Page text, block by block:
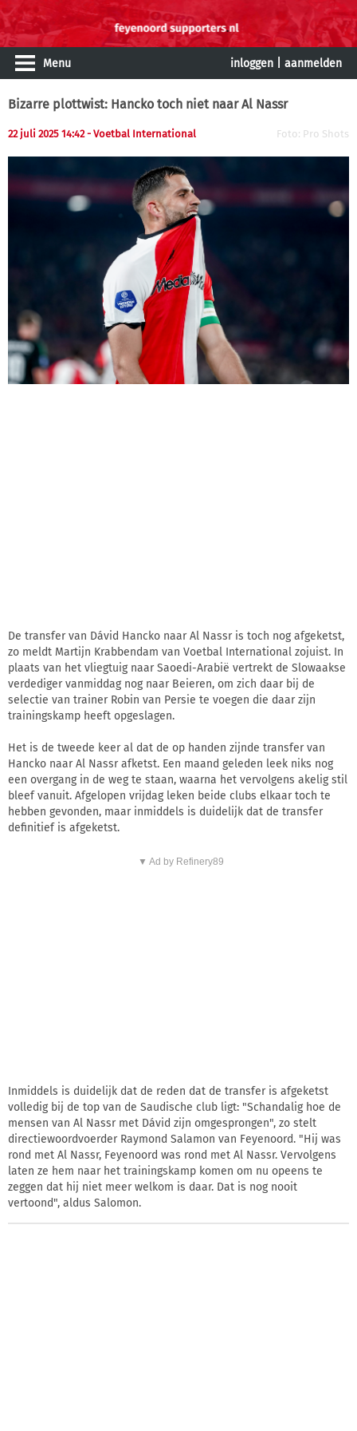
Menu inloggen aanmelden
Bizarre plottwist: Hancko toch niet naar Al Nassr
22 juli 2025 14:42 - Voetbal International Foto: Pro Shots
De transfer van Dávid Hancko naar Al Nassr is toch nog afgeketst,
zo meldt Martijn Krabbendam van Voetbal International zojuist. In
plaats van het vliegtuig naar Saoedi-Arabië vertrekt de Slowaakse
verdediger vanmiddag nog naar Beieren, om zich daar bij de
selectie van trainer Robin van Persie te voegen die daar zijn
trainingskamp heeft opgeslagen.
Het is de tweede keer al dat de op handen zijnde transfer van
Hancko naar Al Nassr afketst. Een maand geleden leek niks nog
een overgang in de weg te staan, waarna het vervolgens akelig stil
bleef vanuit. Afgelopen vrijdag leken beide clubs elkaar toch te
hebben gevonden, maar inmiddels is duidelijk dat de transfer
definitief is afgeketst.
▼ Ad by Refinery89
Inmiddels is duidelijk dat de reden dat de transfer is afgeketst
volledig bij de top van de Saudische club ligt: "Schandalig hoe de
mensen van Al Nassr met Dávid zijn omgesprongen", zo stelt
directiewoordvoerder Raymond Salamon van Feyenoord. "Hij was
rond met Al Nassr, Feyenoord was rond met Al Nassr. Vervolgens
laten ze hem naar het trainingskamp komen om nu opeens te
zeggen dat hij niet meer welkom is daar. Dat is nog nooit
vertoond", aldus Salomon.